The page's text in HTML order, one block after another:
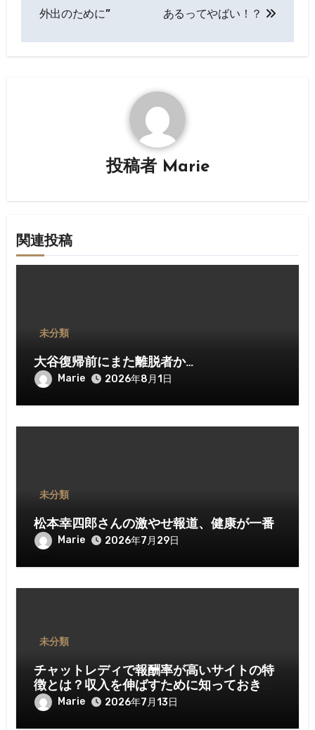
ナ
ビ
外出のために”
あるってやばい！？
投稿者 Marie
関連投稿
未分類
大谷復帰前にまた離脱者か…
Marie 2026年8月1日
未分類
松本幸四郎さんの激やせ報道、健康が一番
Marie 2026年7月29日
未分類
チャットレディで報酬率が高いサイトの特
徴とは？収入を伸ばすために知っておきた
いポイント
Marie 2026年7月13日